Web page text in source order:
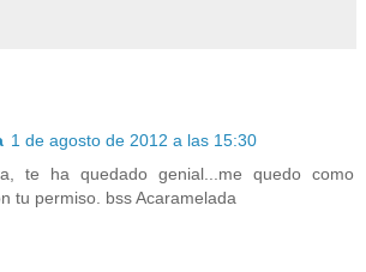
1 de agosto de 2012 a las 15:30
te ha quedado genial...me quedo como
tu permiso. bss Acaramelada